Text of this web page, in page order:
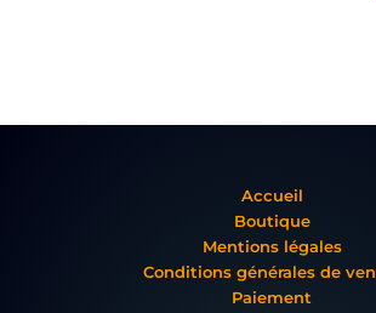
Accueil
Boutique
Mentions légales
Conditions générales de
Paiement